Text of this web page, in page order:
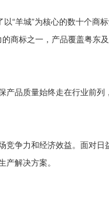
羊城”为核心的数十个商
商标之一，产品覆盖粤东及
品质量始终走在行业前
争力和经济效益。面对
解决方案。